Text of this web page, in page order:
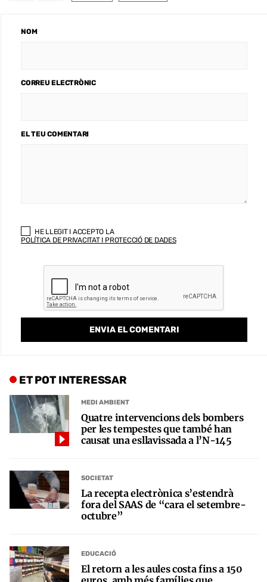
NOM
CORREU ELECTRÒNIC
EL TEU COMENTARI
HE LLEGIT I ACCEPTO LA
POLÍTICA DE PRIVACITAT I PROTECCIÓ DE DADES
ET POT INTERESSAR
MEDI AMBIENT
Quatre intervencions dels bombers
per les tempestes que també han
causat una esllavissada a l’N-145
SOCIETAT
La recepta electrònica s’estendrà
fora del SAAS de “cara el setembre-
octubre”
EDUCACIÓ
El retorn a les aules costa fins a 150